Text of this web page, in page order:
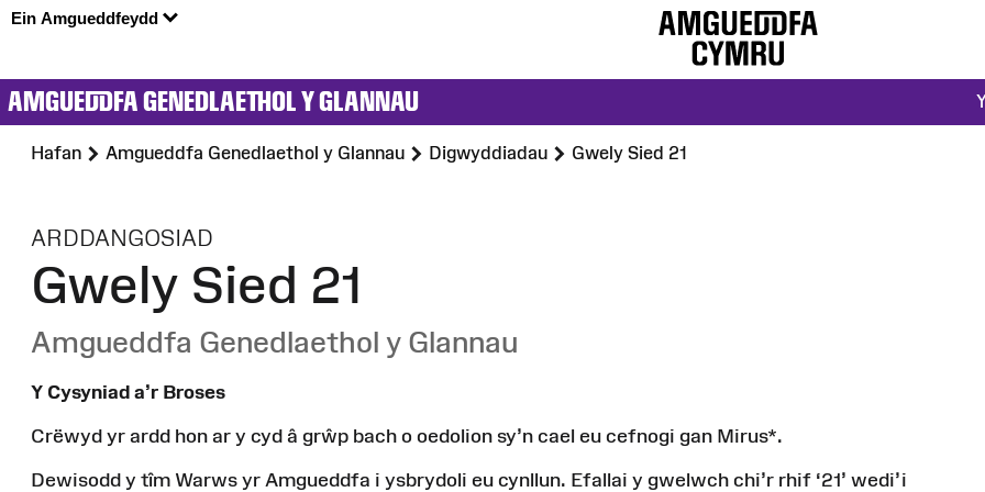
Ein Amgueddfeydd
AMGUEDDFA GENEDLAETHOL Y GLANNAU
Hafan Amgueddfa Genedlaethol y Glannau Digwyddiadau Gwely Sied 21
ARDDANGOSIAD
Gwely Sied 21
Amgueddfa Genedlaethol y Glannau
Y Cysyniad a’r Broses
Crëwyd yr ardd hon ar y cyd â grŵp bach o oedolion sy’n cael eu cefnogi gan Mirus*.
Dewisodd y tîm Warws yr Amgueddfa i ysbrydoli eu cynllun. Efallai y gwelwch chi’r rhif ‘21’ wedi’i